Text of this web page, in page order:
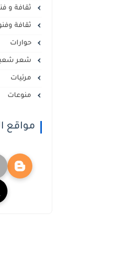
ثقافة و
ثقافة
حوارات
شعر
مرئيات
منوعات
مواقع